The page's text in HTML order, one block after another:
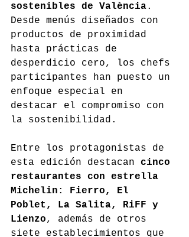
sostenibles de València.
Desde menús diseñados con
productos de proximidad
hasta prácticas de
desperdicio cero, los chefs
participantes han puesto un
enfoque especial en
destacar el compromiso con
la sostenibilidad.
Entre los protagonistas de
esta edición destacan cinco
restaurantes con estrella
Michelin : Fierro, El
Poblet, La Salita, RiFF y
Lienzo, además de otros
siete establecimientos que